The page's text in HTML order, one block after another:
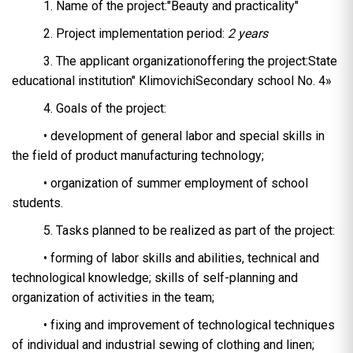
1. Name of the project:"Beauty and practicality"
2. Project implementation period: 2 years
3. The applicant organizationoffering the project:State
educational institution" KlimovichiSecondary school No. 4»
4. Goals of the project:
• development of general labor and special skills in
the field of product manufacturing technology;
• organization of summer employment of school
students.
5. Tasks planned to be realized as part of the project:
• forming of labor skills and abilities, technical and
technological knowledge; skills of self-planning and
organization of activities in the team;
• fixing and improvement of technological techniques
of individual and industrial sewing of clothing and linen;